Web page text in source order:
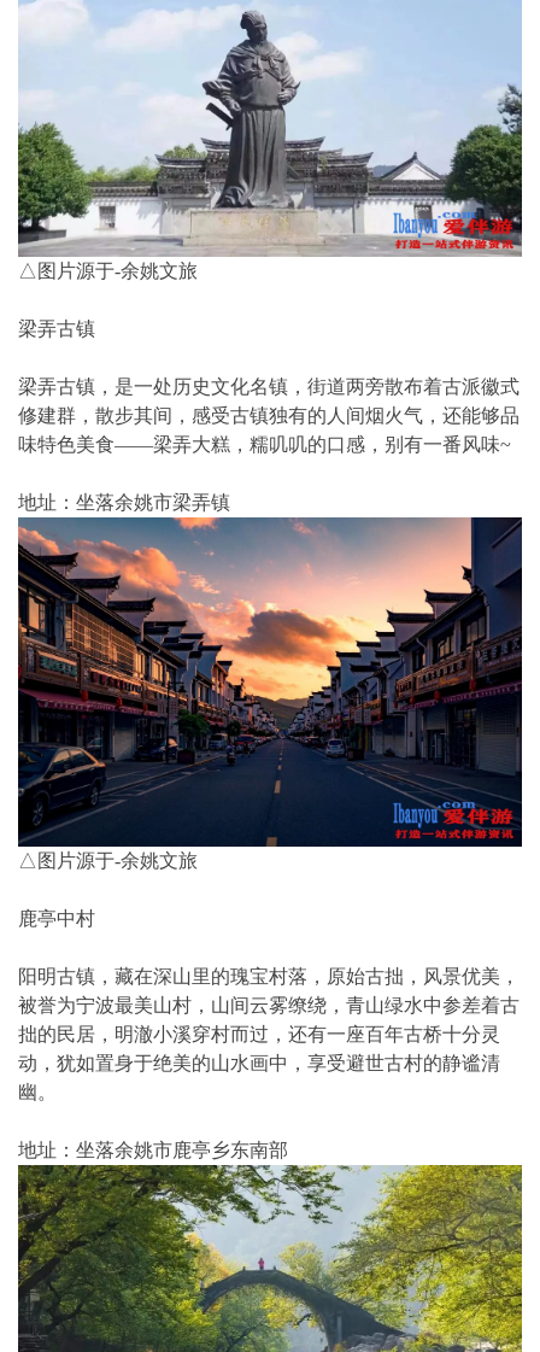
△图片源于-余姚文旅
梁弄古镇
梁弄古镇，是一处历史文化名镇，街道两旁散布着古派徽式
修建群，散步其间，感受古镇独有的人间烟火气，还能够品
味特色美食——梁弄大糕，糯叽叽的口感，别有一番风味~
地址：坐落余姚市梁弄镇
△图片源于-余姚文旅
鹿亭中村
阳明古镇，藏在深山里的瑰宝村落，原始古拙，风景优美，
被誉为宁波最美山村，山间云雾缭绕，青山绿水中参差着古
拙的民居，明澈小溪穿村而过，还有一座百年古桥十分灵
动，犹如置身于绝美的山水画中，享受避世古村的静谧清
幽。
地址：坐落余姚市鹿亭乡东南部